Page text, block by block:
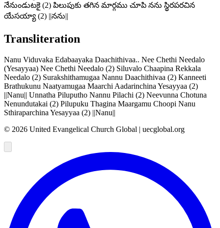
నేనుండుటకై (2) పిలుపుకు తగిన మార్గము చూపి నను స్థిరపరచిన
యేసయ్యా (2) ||నను||
Transliteration
Nanu Viduvaka Edabaayaka Daachithivaa.. Nee Chethi Needalo
(Yesayyaa) Nee Chethi Needalo (2) Siluvalo Chaapina Rekkala
Needalo (2) Surakshithamugaa Nannu Daachithivaa (2) Kanneeti
Brathukunu Naatyamugaa Maarchi Aadarinchina Yesayyaa (2)
||Nanu|| Unnatha Piluputho Nannu Pilachi (2) Neevunna Chotuna
Nenundutakai (2) Pilupuku Thagina Maargamu Choopi Nanu
Sthiraparchina Yesayyaa (2) ||Nanu||
© 2026 United Evangelical Church Global | uecglobal.org